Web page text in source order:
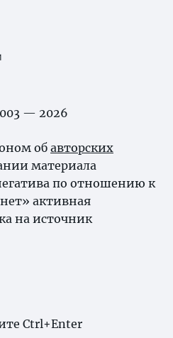
— 2026
об авторских
материала
по отношению к
активная
на источник
Ctrl+Enter